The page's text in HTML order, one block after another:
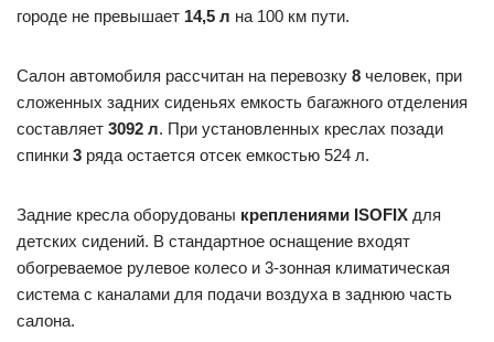
городе не превышает 14,5 л на 100 км пути.
Салон автомобиля рассчитан на перевозку 8 человек, при
сложенных задних сиденьях емкость багажного отделения
составляет 3092 л. При установленных креслах позади
спинки 3 ряда остается отсек емкостью 524 л.
Задние кресла оборудованы креплениями ISOFIX для
детских сидений. В стандартное оснащение входят
обогреваемое рулевое колесо и 3-зонная климатическая
система с каналами для подачи воздуха в заднюю часть
салона.